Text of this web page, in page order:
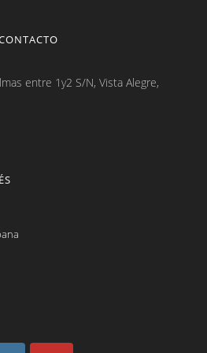
entre 1y2 S/N, Vista Alegre,